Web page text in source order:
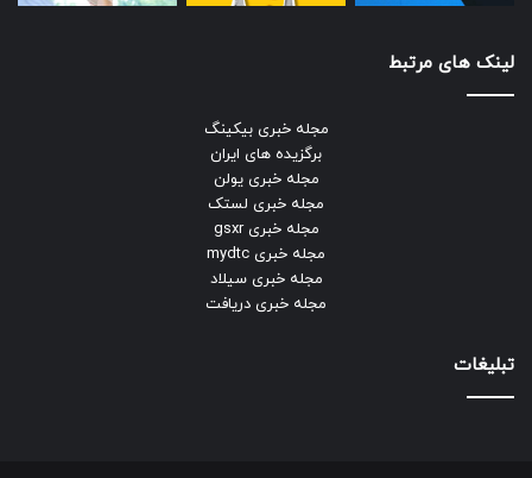
لینک های مرتبط
مجله خبری بیکینگ
برگزیده های ایران
مجله خبری یولن
مجله خبری لستک
مجله خبری gsxr
مجله خبری mydtc
مجله خبری سیلاد
مجله خبری دریافت
تبلیغات